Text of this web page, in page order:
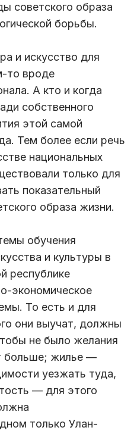
советского образа
борьбы.
и искусство для
то вроде
А кто и когда
собственного
этой самой
Тем более если речь
национальных
только для
показательный
образа жизни.
обучения
и культуры в
республике
экономическое
То есть и для
они выучат, должны
не было желания
больше; жилье —
уезжать туда,
— для этого
только Улан-